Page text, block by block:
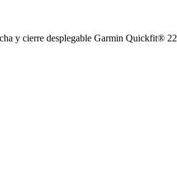
y cierre desplegable Garmin Quickfit® 22